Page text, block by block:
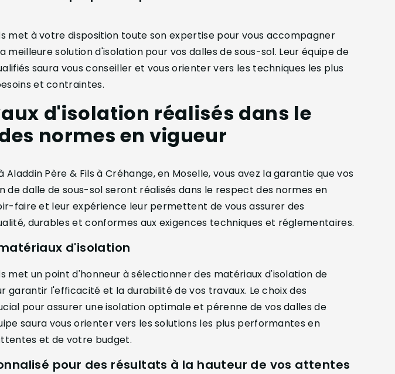
met à votre disposition toute son expertise pour vous accompagner
meilleure solution d'isolation pour vos dalles de sous-sol. Leur équipe de
saura vous conseiller et vous orienter vers les techniques les plus
et contraintes.
d'isolation réalisés dans le
normes en vigueur
Aladdin Père & Fils à Créhange, en Moselle, vous avez la garantie que vos
de dalle de sous-sol seront réalisés dans le respect des normes en
faire et leur expérience leur permettent de vous assurer des
durables et conformes aux exigences techniques et réglementaires.
d'isolation
met un point d'honneur à sélectionner des matériaux d'isolation de
garantir l'efficacité et la durabilité de vos travaux. Le choix des
pour assurer une isolation optimale et pérenne de vos dalles de
saura vous orienter vers les solutions les plus performantes en
et de votre budget.
pour des résultats à la hauteur de vos attentes